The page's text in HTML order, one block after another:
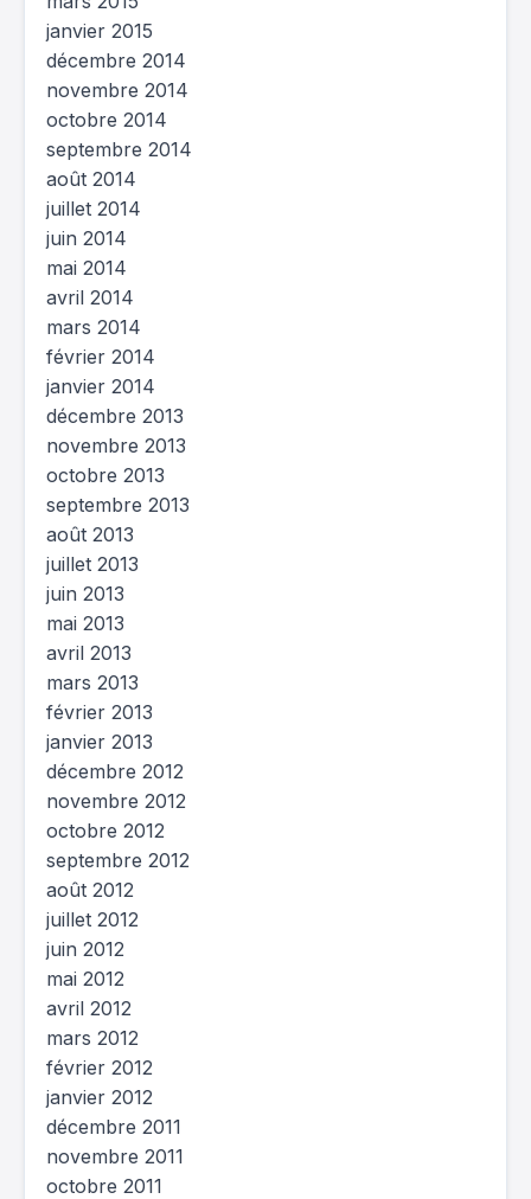
janvier 2015
décembre 2014
novembre 2014
octobre 2014
septembre 2014
août 2014
juillet 2014
juin 2014
mai 2014
avril 2014
mars 2014
février 2014
janvier 2014
décembre 2013
novembre 2013
octobre 2013
septembre 2013
août 2013
juillet 2013
juin 2013
mai 2013
avril 2013
mars 2013
février 2013
janvier 2013
décembre 2012
novembre 2012
octobre 2012
septembre 2012
août 2012
juillet 2012
juin 2012
mai 2012
avril 2012
mars 2012
février 2012
janvier 2012
décembre 2011
novembre 2011
octobre 2011